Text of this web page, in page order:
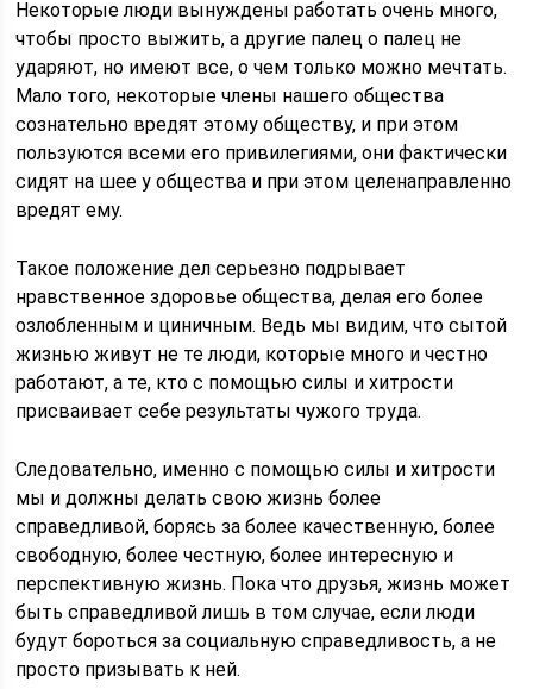
Некоторые люди вынуждены работать очень много,
чтобы просто выжить, а другие палец о палец не
ударяют, но имеют все, о чем только можно мечтать.
Мало того, некоторые члены нашего общества
сознательно вредят этому обществу, и при этом
пользуются всеми его привилегиями, они фактически
сидят на шее у общества и при этом целенаправленно
вредят ему.
Такое положение дел серьезно подрывает
нравственное здоровье общества, делая его более
озлобленным и циничным. Ведь мы видим, что сытой
жизнью живут не те люди, которые много и честно
работают, а те, кто с помощью силы и хитрости
присваивает себе результаты чужого труда.
Следовательно, именно с помощью силы и хитрости
мы и должны делать свою жизнь более
справедливой, борясь за более качественную, более
свободную, более честную, более интересную и
перспективную жизнь. Пока что друзья, жизнь может
быть справедливой лишь в том случае, если люди
будут бороться за социальную справедливость, а не
просто призывать к ней.